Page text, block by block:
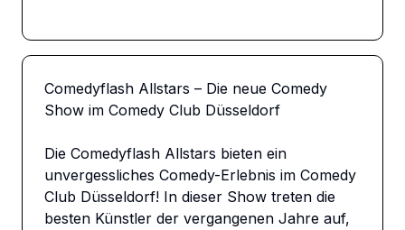
Comedyflash Allstars – Die neue Comedy
Show im Comedy Club Düsseldorf
Die Comedyflash Allstars bieten ein
unvergessliches Comedy-Erlebnis im Comedy
Club Düsseldorf! In dieser Show treten die
besten Künstler der vergangenen Jahre auf,